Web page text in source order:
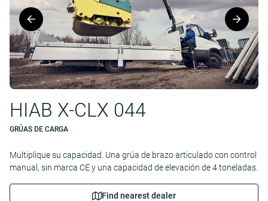
HIAB X-CLX 044
GRÚAS DE CARGA
Multiplique su capacidad. Una grúa de brazo articulado con control
manual, sin marca CE y una capacidad de elevación de 4 toneladas.
Find nearest dealer